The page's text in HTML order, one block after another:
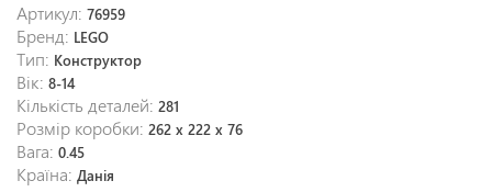
Артикул: 76959
Бренд: LEGO
Тип: Конструктор
Вік: 8-14
Кількість деталей: 281
Розмір коробки: 262 x 222 x 76
Вага: 0.45
Країна: Данія